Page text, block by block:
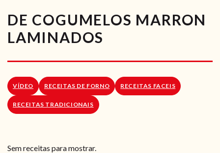
VÍDEOS
RECEITAS VEGGIE
LOJA ONLINE
DE COGUMELOS MARRON
LAMINADOS
VÍDEO RECEITAS DE FORNO RECEITAS FACEIS
RECEITAS TRADICIONAIS
Sem receitas para mostrar.